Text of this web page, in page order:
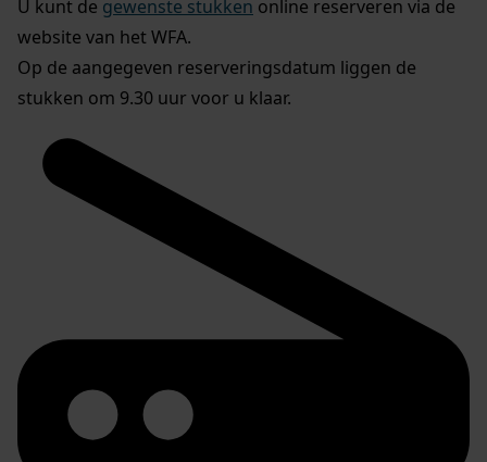
U kunt de gewenste stukken online reserveren via de
website van het WFA.
Op de aangegeven reserveringsdatum liggen de
stukken om 9.30 uur voor u klaar.